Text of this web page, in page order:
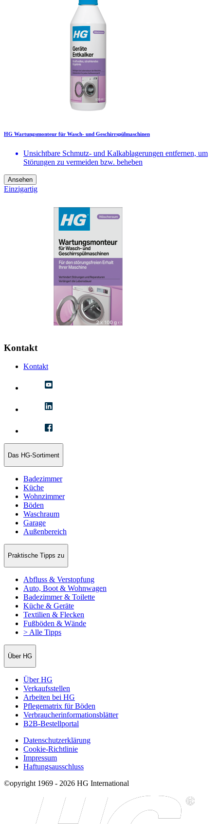
HG Wartungsmonteur für Wasch- und Geschirrspülmaschinen
Unsichtbare Schmutz- und Kalkablagerungen entfernen, um
Störungen zu vermeiden bzw. beheben
Ansehen
Einzigartig
Kontakt
Kontakt
Das HG-Sortiment
Badezimmer
Küche
Wohnzimmer
Böden
Waschraum
Garage
Außenbereich
Praktische Tipps zu
Abfluss & Verstopfung
Auto, Boot & Wohnwagen
Badezimmer & Toilette
Küche & Geräte
Textilien & Flecken
Fußböden & Wände
> Alle Tipps
Über HG
Über HG
Verkaufsstellen
Arbeiten bei HG
Pflegematrix für Böden
Verbraucherinformationsblätter
B2B-Bestellportal
Datenschutzerklärung
Cookie-Richtlinie
Impressum
Haftungsausschluss
©opyright 1969 - 2026 HG International